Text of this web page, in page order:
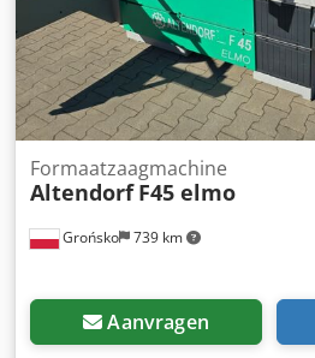
aanslag 1300 mm Voorste draagrol
Grońsko 739 km
Formaatzaagmachine
Altendorf F45 elmo
Aanvragen